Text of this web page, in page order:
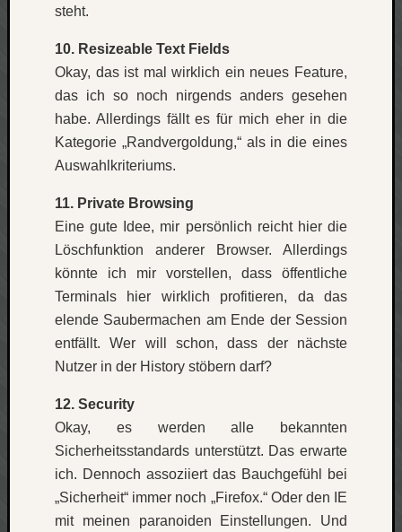
steht.
10. Resizeable Text Fields
Okay, das ist mal wirklich ein neues Feature,
das ich so noch nirgends anders gesehen
habe. Allerdings fällt es für mich eher in die
Kategorie „Randvergoldung,“ als in die eines
Auswahlkriteriums.
11. Private Browsing
Eine gute Idee, mir persönlich reicht hier die
Löschfunktion anderer Browser. Allerdings
könnte ich mir vorstellen, dass öffentliche
Terminals hier wirklich profitieren, da das
elende Saubermachen am Ende der Session
entfällt. Wer will schon, dass der nächste
Nutzer in der History stöbern darf?
12. Security
Okay, es werden alle bekannten
Sicherheitsstandards unterstützt. Das erwarte
ich. Dennoch assoziiert das Bauchgefühl bei
„Sicherheit“ immer noch „Firefox.“ Oder den IE
mit meinen paranoiden Einstellungen. Und